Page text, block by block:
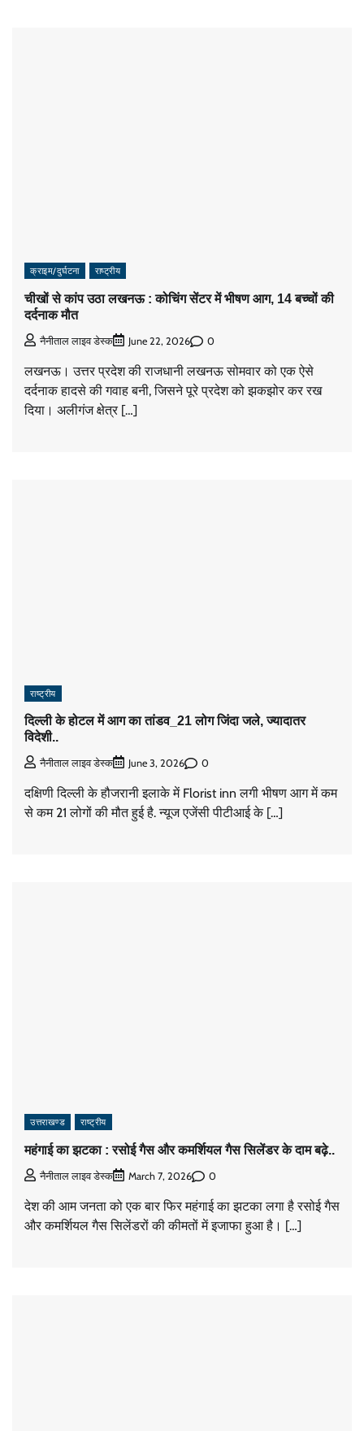
क्राइम/दुर्घटना राष्ट्रीय
चीखों से कांप उठा लखनऊ : कोचिंग सेंटर में भीषण आग, 14 बच्चों की
दर्दनाक मौत
नैनीताल लाइव डेस्क June 22, 2026 0
लखनऊ। उत्तर प्रदेश की राजधानी लखनऊ सोमवार को एक ऐसे
दर्दनाक हादसे की गवाह बनी, जिसने पूरे प्रदेश को झकझोर कर रख
दिया। अलीगंज क्षेत्र […]
राष्ट्रीय
दिल्ली के होटल में आग का तांडव_21 लोग जिंदा जले, ज्यादातर
विदेशी..
नैनीताल लाइव डेस्क June 3, 2026 0
दक्षिणी दिल्ली के हौजरानी इलाके में Florist inn लगी भीषण आग में कम
से कम 21 लोगों की मौत हुई है. न्यूज एजेंसी पीटीआई के […]
उत्तराखण्ड राष्ट्रीय
महंगाई का झटका : रसोई गैस और कमर्शियल गैस सिलेंडर के दाम बढ़े..
नैनीताल लाइव डेस्क March 7, 2026 0
देश की आम जनता को एक बार फिर महंगाई का झटका लगा है रसोई गैस
और कमर्शियल गैस सिलेंडरों की कीमतों में इजाफा हुआ है। […]